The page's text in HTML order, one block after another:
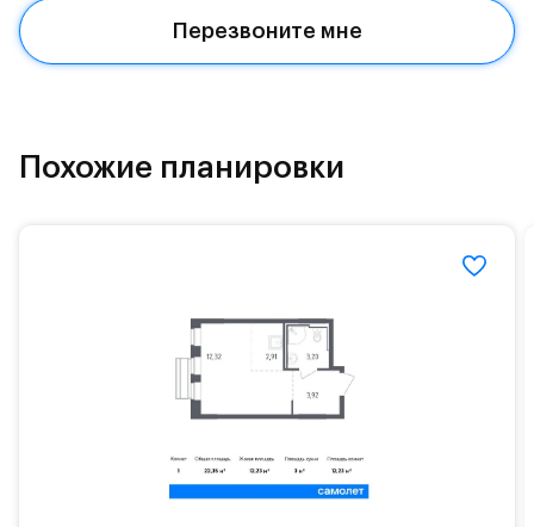
Красногорское и Рублево-Успенское шоссе.
Поблизости расположено новое наземное метро
МЦД «Одинцово».
Территория леса доступна для пеших и
Расположение позволяет вести здоровый образ
жизни и регулярно заниматься спортом, как на
свежем воздухе, так и в спортзале. Для комфортной
жизни есть вся необходимая инфраструктура.
На территории квартала возведут детский сад и
школу. Также для наиболее одарённых детей есть
Перезвоните мне
Похожие планировки